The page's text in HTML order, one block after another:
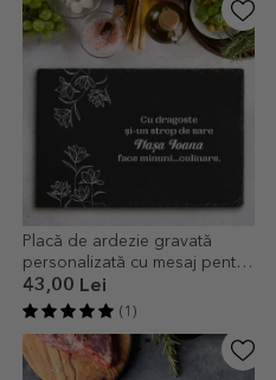
Placă de ardezie gravată
personalizată cu mesaj pentru
nașa
43,00 Lei
(1)